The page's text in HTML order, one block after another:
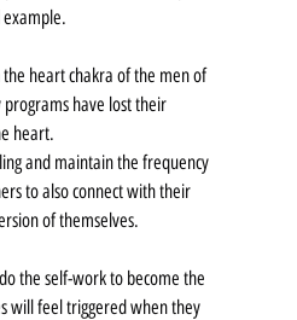
heart chakra of the men of
have lost their
heart.
and maintain the frequency
to also connect with their
of themselves.
the self-work to become the
will feel triggered when they